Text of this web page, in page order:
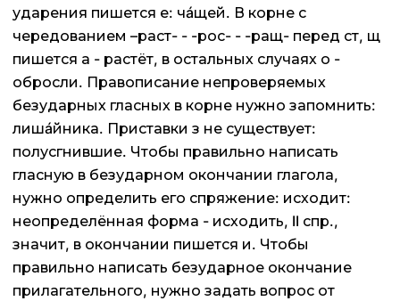
ударения пишется е: чáщей. В корне с
чередованием –раст- - -рос- - -ращ- перед ст, щ
пишется а - растёт, в остальных случаях о -
обросли. Правописание непроверяемых
безударных гласных в корне нужно запомнить:
лишáйника. Приставки з не существует:
полусгнившие. Чтобы правильно написать
гласную в безударном окончании глагола,
нужно определить его спряжение: исходит:
неопределённая форма - исходить, II спр.,
значит, в окончании пишется и. Чтобы
правильно написать безударное окончание
прилагательного, нужно задать вопрос от